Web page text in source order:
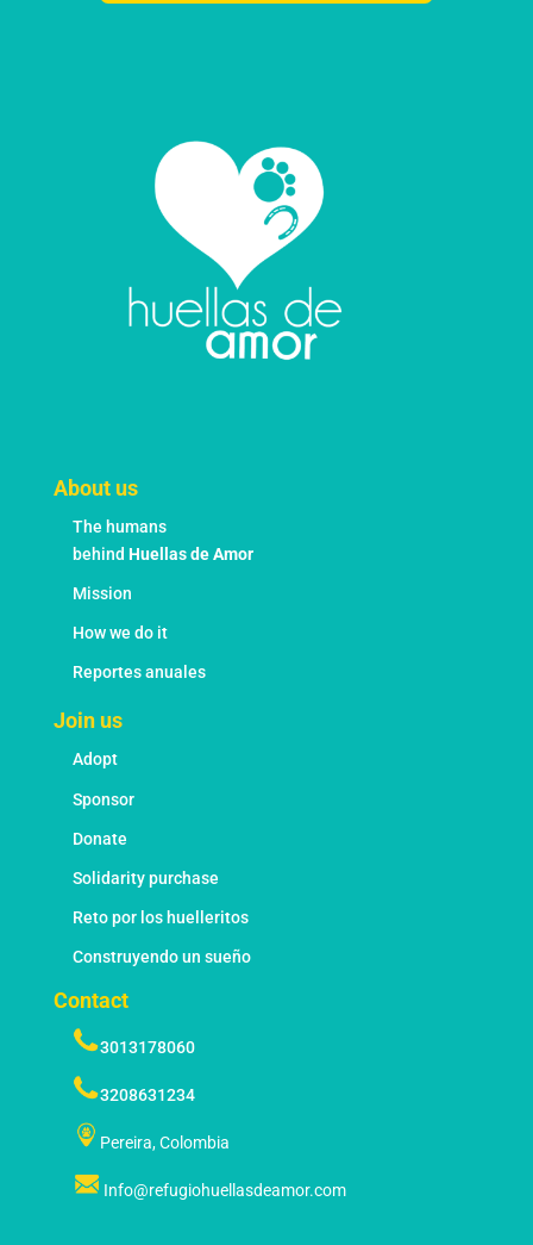
About us
The humans
behind Huellas de Amor
Mission
How we do it
Reportes anuales
Join us
Adopt
Sponsor
Donate
Solidarity purchase
Reto por los huelleritos
Construyendo un sueño
Contact
3013178060
3208631234
Pereira, Colombia
Info@refugiohuellasdeamor.com